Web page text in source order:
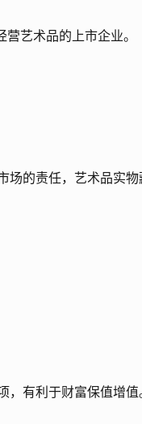
艺术品的上市企业。
场的责任，艺术品实物
，有利于财富保值增值